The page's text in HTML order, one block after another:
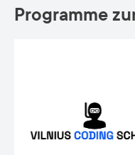
Programme